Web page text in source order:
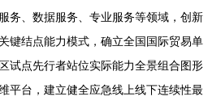
务、数据服务、专业服务等领域，创新
键结点能力模式，确立全国国际贸易单
试点先行者站位实际能力全景组合图形
平台，建立健全应急线上线下连续性最